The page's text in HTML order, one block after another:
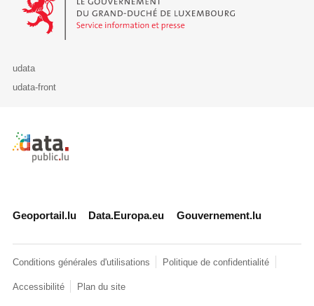
udata
udata-front
Retour à l'accueil de data.public.lu
Geoportail.lu Data.Europa.eu Gouvernement.lu
Conditions générales d'utilisations Politique de confidentialité
Accessibilité Plan du site